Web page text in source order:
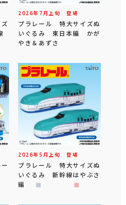
2026年 7 月 上旬 登場
プラレール 特大サイズぬ
いぐるみ 東日本編 かが
やき＆あずさ
2026年5 月 上旬 登場
プラレール 特大サイズぬ
いぐるみ 新幹線はやぶさ
編